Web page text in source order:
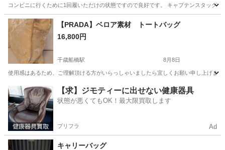
コンビニに行くために1回履いただけの状態ですので良好です。 キャプテンスタッグ
東京 八王子市 靴 キャプテンスタッグ
【PRADA】ベロア素材 トートバッグ
16,800円
千歳船橋駅 8月8日
使用感はあるため、ご理解頂ける方がいらっしゃいましたら宜しくお願い申し上げま
東京 世田谷区 千歳船橋駅 バッグ PRADA
【求】ジモティーに出せない健康器具
状態が悪くてもOK！最大限買取します
プリフラ Ad
キャリーバッグ